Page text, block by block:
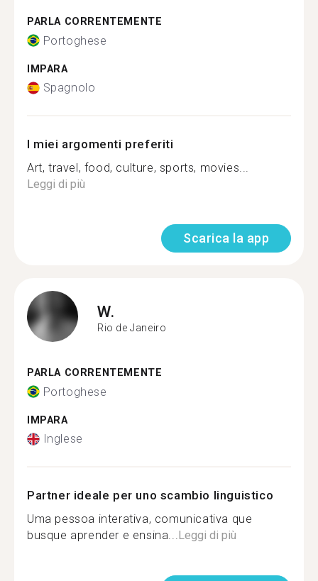
PARLA CORRENTEMENTE
Portoghese
IMPARA
Spagnolo
I miei argomenti preferiti
Art, travel, food, culture, sports, movies...
Leggi di più
Scarica la app
W.
Rio de Janeiro
PARLA CORRENTEMENTE
Portoghese
IMPARA
Inglese
Partner ideale per uno scambio linguistico
Uma pessoa interativa, comunicativa que
busque aprender e ensina...Leggi di più